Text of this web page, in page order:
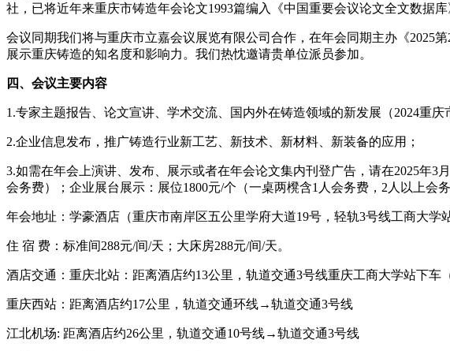
社，已将近年来重庆市铸造年会论文1993篇编入《中国重要会议论文全文数据
会议同期我们将与重庆市立嘉会议展览有限公司合作，在年会同期主办《2025
展示重庆铸造的知名度和影响力。我们热忱邀请贵单位派员参加。
四、会议主要内容
1.专家主题报告、论文宣讲、学术交流、国内外在铸造领域的新发展（2024重
2.企业信息发布，推广铸造行业新工艺、新技术、新材料、新装备的应用；
3.如需在年会上演讲、发布、展示或者在年会论文集内刊登广告，请在2025年3
会务费）；企业展台展示：展位1800元/个（一桌两櫈含1人会务费，2人以上会务
年会地址：学豪酒店（重庆市南岸区五公里学府大道19号，轻轨3号线工商大学
住 宿 费：标准间288元/间/天；大床房288元/间/天。
酒店交通：重庆北站：距离酒店约13公里，轨道交通3号线重庆工商大学站下车
重庆西站：距离酒店约17公里，轨道交通环线→轨道交通3号线
江北机场: 距离酒店约26公里，轨道交通10号线→轨道交通3号线